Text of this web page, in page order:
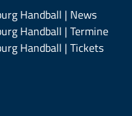
Handball | News
Handball | Termine
Handball | Tickets